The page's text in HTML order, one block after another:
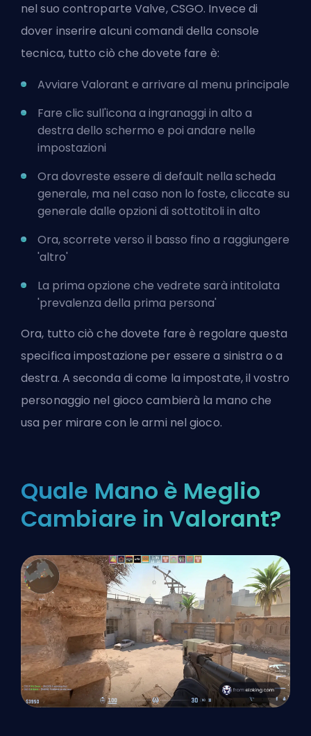
nel suo controparte Valve, CSGO. Invece di
dover inserire alcuni comandi della console
tecnica, tutto ciò che dovete fare è:
Avviare Valorant e arrivare al menu principale
Fare clic sull'icona a ingranaggi in alto a
destra dello schermo e poi andare nelle
impostazioni
Ora dovreste essere di default nella scheda
generale, ma nel caso non lo foste, cliccate su
generale dalle opzioni di sottotitoli in alto
Ora, scorrete verso il basso fino a raggiungere
'altro'
La prima opzione che vedrete sarà intitolata
'prevalenza della prima persona'
Ora, tutto ciò che dovete fare è regolare questa
specifica impostazione per essere a sinistra o a
destra. A seconda di come la impostate, il vostro
personaggio nel gioco cambierà la mano che
usa per mirare con le armi nel gioco.
Quale Mano è Meglio
Cambiare in Valorant?